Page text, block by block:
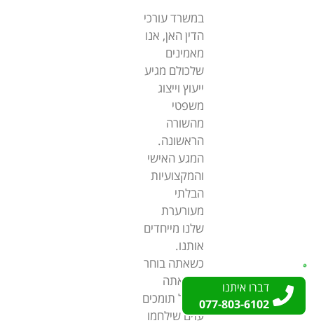
במשרד עורכי
הדין האן, אנו
מאמינים
שלכולם מגיע
ייעוץ וייצוג
משפטי
מהשורה
הראשונה.
המגע האישי
והמקצועיות
הבלתי
מעורערת
שלנו מייחדים
אותנו.
כשאתה בוחר
בנו, אתה
מקבל תומכים
עזים שילחמו
דברו איתנו
077-803-6102
דברו איתנו
077-803-6102